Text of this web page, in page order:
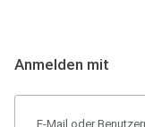
Anmelden mit